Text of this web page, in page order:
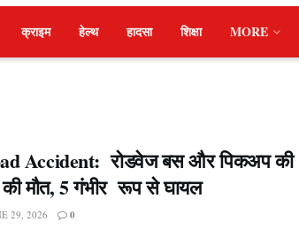
क्राइम हेल्थ हादसा शिक्षा MORE
Accident: रोडवेज बस और पिकअप की
मौत, 5 गंभीर रूप से घायल
29, 2026 0